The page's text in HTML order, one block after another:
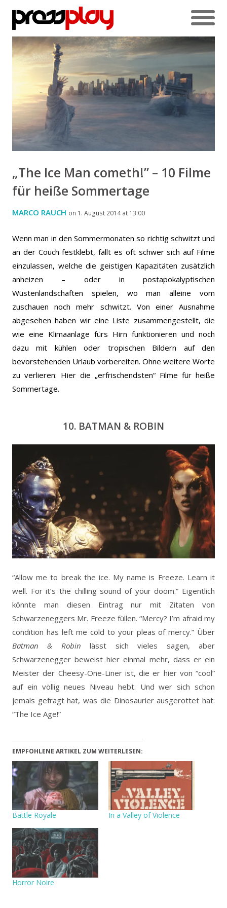
„The Ice Man cometh!” – 10 Filme
für heiße Sommertage
MARCO RAUCH on 1. August 2014 at 13:00
Wenn man in den Sommermonaten so richtig schwitzt und
an der Couch festklebt, fällt es oft schwer sich auf Filme
einzulassen, welche die geistigen Kapazitäten zusätzlich
anheizen – oder in postapokalyptischen
Wüstenlandschaften spielen, wo man alleine vom
zuschauen noch mehr schwitzt. Von einer Ausnahme
abgesehen haben wir eine Liste zusammengestellt, die
wie eine Klimaanlage fürs Hirn funktionieren und noch
dazu mit kühlen oder tropischen Bildern auf den
bevorstehenden Urlaub vorbereiten. Ohne weitere Worte
zu verlieren: Hier die „erfrischendsten“ Filme für heiße
Sommertage.
10. BATMAN & ROBIN
“Allow me to break the ice. My name is Freeze. Learn it
well. For it’s the chilling sound of your doom.” Eigentlich
könnte man diesen Eintrag nur mit Zitaten von
Schwarzeneggers Mr. Freeze füllen. “Mercy? I’m afraid my
condition has left me cold to your pleas of mercy.” Über
Batman & Robin lässt sich vieles sagen, aber
Schwarzenegger beweist hier einmal mehr, dass er ein
Meister der Cheesy-One-Liner ist, die er hier von “cool”
auf ein völlig neues Niveau hebt. Und wer sich schon
jemals gefragt hat, was die Dinosaurier ausgerottet hat:
“The Ice Age!”
EMPFOHLENE ARTIKEL ZUM WEITERLESEN:
Battle Royale In a Valley of Violence
Horror Noire